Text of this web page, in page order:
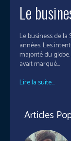
Le
Le business de la
années. Les
majorité du
avait marqué...
Lire la suite...
Articles